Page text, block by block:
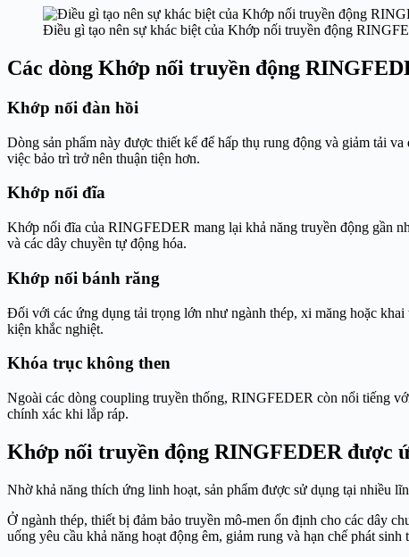
Điều gì tạo nên sự khác biệt của Khớp nối truyền động
Các dòng Khớp nối truyền động
Khớp nối đàn hồi
Dòng sản phẩm này được thiết kế để hấp thụ rung động và giảm tải
việc bảo trì trở nên thuận tiện hơn.
Khớp nối đĩa
Khớp nối đĩa của RINGFEDER mang lại khả năng truyền động gần
và các dây chuyền tự động hóa.
Khớp nối bánh răng
Đối với các ứng dụng tải trọng lớn như ngành thép, xi măng hoặc
kiện khắc nghiệt.
Khóa trục không then
Ngoài các dòng coupling truyền thống, RINGFEDER còn nổi tiếng
chính xác khi lắp ráp.
Khớp nối truyền động RINGFEDER được
Nhờ khả năng thích ứng linh hoạt, sản phẩm được sử dụng tại nhiều
Ở ngành thép, thiết bị đảm bảo truyền mô-men ổn định cho các dây
uống yêu cầu khả năng hoạt động êm, giảm rung và hạn chế phát sinh